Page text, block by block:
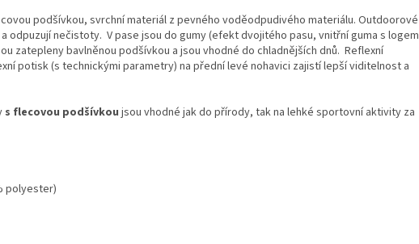
podšívkou, svrchní materiál z pevného voděodpudivého materiálu. Outdoorové
odpuzují nečistoty. V pase jsou do gumy (efekt dvojitého pasu, vnitřní guma s logem
zatepleny bavlněnou podšívkou a jsou vhodné do chladnějších dnů. Reflexní
potisk (s technickými parametry) na přední levé nohavici zajistí lepší viditelnost a
s flecovou podšívkou jsou vhodné jak do přírody, tak na lehké sportovní aktivity za
polyester)